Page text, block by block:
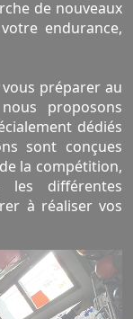
de nouveaux
endurance,
vous préparer au
proposons
dédiés
sont conçues
la compétition,
les différentes
à réaliser vos